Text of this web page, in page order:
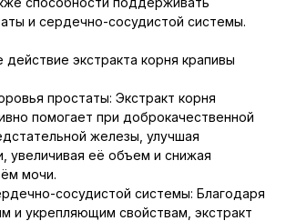
и сердечно-сосудистой системы.
действие экстракта корня крапивы
простаты: Экстракт корня
помогает при доброкачественной
железы, улучшая
увеличивая её объем и снижая
мочи.
сосудистой системы: Благодаря
и укрепляющим свойствам, экстракт